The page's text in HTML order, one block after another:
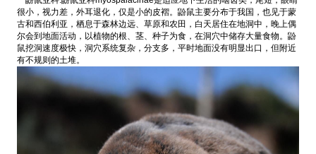
很小，视力差，外耳退化，仅是小的皮褶。鼢鼠主要分布于我国，也见于蒙
古和西伯利亚，栖息于森林边远、草原和农田，白天居住在地洞中，晚上偶
尔会到地面活动，以植物的根、茎、种子为食，在洞穴中储存大量食物。鼢
鼠挖洞速度极快，洞穴系统复杂，分支多，平时地面没有明显出口，但附近
有不规则的土堆。